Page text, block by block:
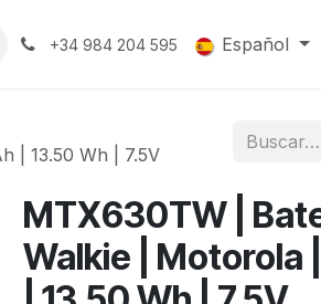
+34 984 204 595 Español
| 13.50 Wh | 7.5V
MTX630TW |
Walkie | Motorola